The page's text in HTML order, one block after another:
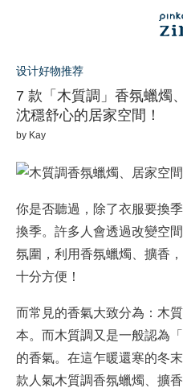
设计好物推荐
7 款「木質調」香氛蠟燭
沈穩舒心的居家空間！
by Kay
你是否聽過，除了衣服要換
換季。許多人會透過改變空
氛圍，利用香氛蠟燭、擴香
十分方便！
而常見的香氣大致分為：木
本。而木質調又是一般認為
的香氣。在這乍暖還寒的冬
款人氣木質調香氛蠟燭、擴香